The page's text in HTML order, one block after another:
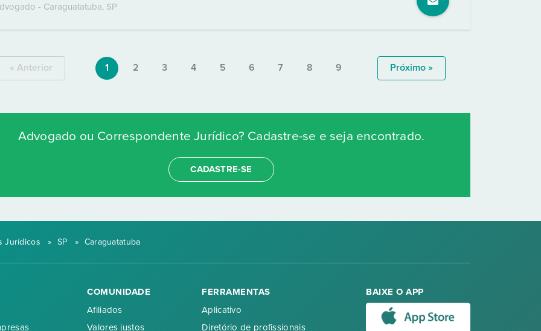
- Caraguatatuba, SP
« Anterior 1 2 3 4 5 6 7 8 9 Próximo »
Advogado ou Correspondente Jurídico? Cadastre-se e seja encontrado.
CADASTRE-SE
Jurídicos » SP » Caraguatatuba
COMUNIDADE
Afiliados
Valores justos
FERRAMENTAS
Aplicativo
Diretório de profissionais
BAIXE O APP